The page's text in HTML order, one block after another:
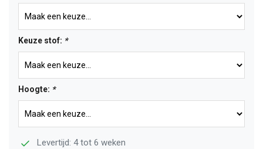
Keuze stof: *
Hoogte: *
Levertijd: 4 tot 6 weken